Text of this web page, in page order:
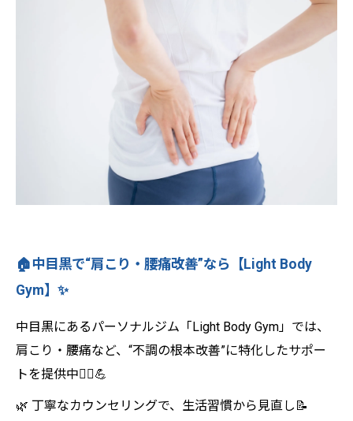
🏠中目黒で“肩こり・腰痛改善”なら【Light Body
Gym】✨
中目黒にあるパーソナルジム「Light Body Gym」では、
肩こり・腰痛など、“不調の根本改善”に特化したサポー
トを提供中🧘‍♂️💪
🌿 丁寧なカウンセリングで、生活習慣から見直し📝